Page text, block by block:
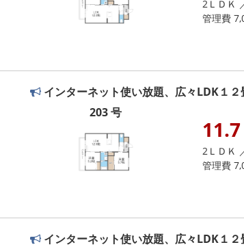
2ＬＤＫ
管理費
インターネット使い放題、広々LDK１２
203 号
11.7
2ＬＤＫ
管理費
インターネット使い放題、広々LDK１２